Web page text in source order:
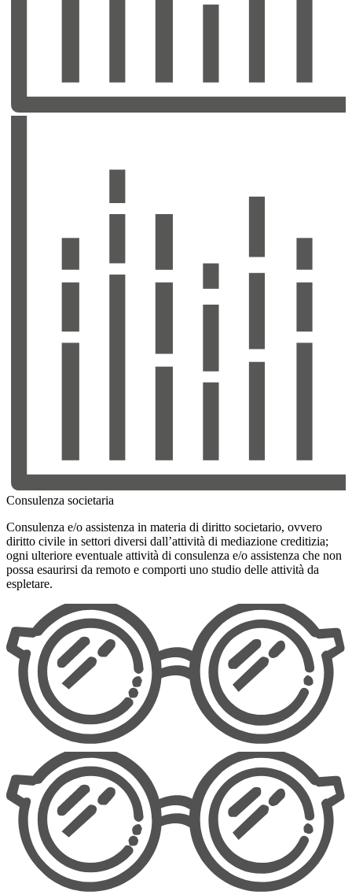
Consulenza societaria
Consulenza e/o assistenza in materia di diritto societario, ovvero
diritto civile in settori diversi dall’attività di mediazione creditizia;
ogni ulteriore eventuale attività di consulenza e/o assistenza che non
possa esaurirsi da remoto e comporti uno studio delle attività da
espletare.